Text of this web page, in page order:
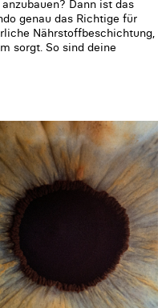
Dann ist das
genau das Richtige für
Nährstoffbeschichtung,
sorgt. So sind deine